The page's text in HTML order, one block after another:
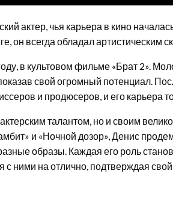
актер, чья карьера в кино
он всегда обладал артистическим
в культовом фильме «Брат 2».
свой огромный потенциал.
и продюсеров, и его карьера
талантом, но и своим
и «Ночной дозор», Денис
образы. Каждая его роль
с ними на отлично, подтверждая